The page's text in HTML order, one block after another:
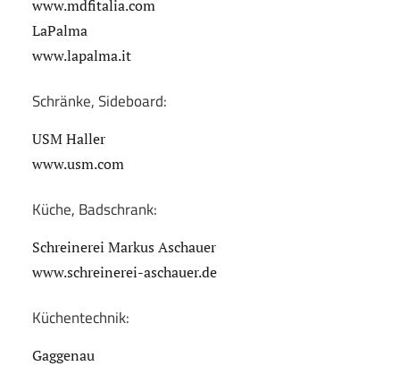
www.mdfitalia.com
LaPalma
www.lapalma.it
Schränke, Sideboard:
USM Haller
www.usm.com
Küche, Badschrank:
Schreinerei Markus Aschauer
www.schreinerei-aschauer.de
Küchentechnik:
Gaggenau